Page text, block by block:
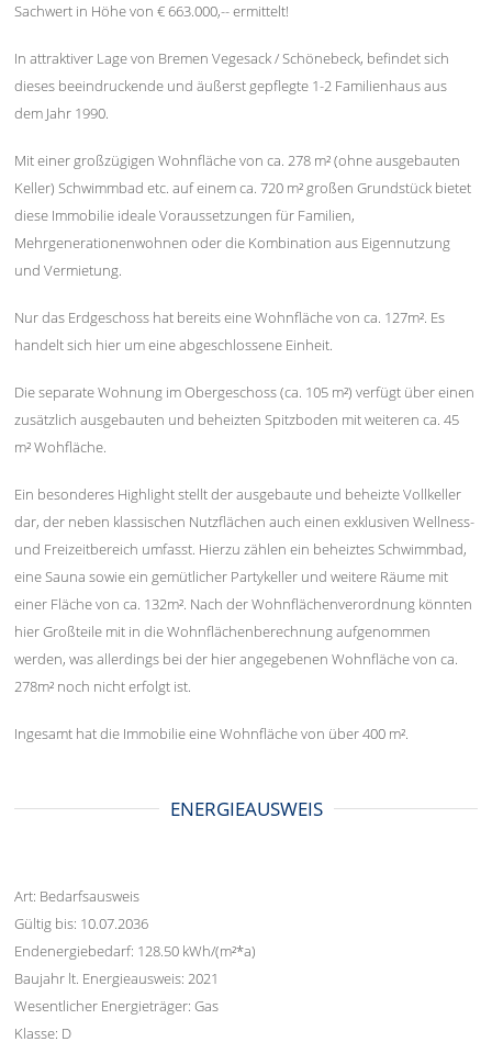
Sachwert in Höhe von € 663.000,-- ermittelt!
In attraktiver Lage von Bremen Vegesack / Schönebeck, befindet sich
dieses beeindruckende und äußerst gepflegte 1-2 Familienhaus aus
dem Jahr 1990.
Mit einer großzügigen Wohnfläche von ca. 278 m² (ohne ausgebauten
Keller) Schwimmbad etc. auf einem ca. 720 m² großen Grundstück bietet
diese Immobilie ideale Voraussetzungen für Familien,
Mehrgenerationenwohnen oder die Kombination aus Eigennutzung
und Vermietung.
Nur das Erdgeschoss hat bereits eine Wohnfläche von ca. 127m². Es
handelt sich hier um eine abgeschlossene Einheit.
Die separate Wohnung im Obergeschoss (ca. 105 m²) verfügt über einen
zusätzlich ausgebauten und beheizten Spitzboden mit weiteren ca. 45
m² Wohfläche.
Ein besonderes Highlight stellt der ausgebaute und beheizte Vollkeller
dar, der neben klassischen Nutzflächen auch einen exklusiven Wellness-
und Freizeitbereich umfasst. Hierzu zählen ein beheiztes Schwimmbad,
eine Sauna sowie ein gemütlicher Partykeller und weitere Räume mit
einer Fläche von ca. 132m². Nach der Wohnflächenverordnung könnten
hier Großteile mit in die Wohnflächenberechnung aufgenommen
werden, was allerdings bei der hier angegebenen Wohnfläche von ca.
278m² noch nicht erfolgt ist.
Ingesamt hat die Immobilie eine Wohnfläche von über 400 m².
ENERGIEAUSWEIS
Art: Bedarfsausweis
Gültig bis: 10.07.2036
Endenergiebedarf: 128.50 kWh/(m²*a)
Baujahr lt. Energieausweis: 2021
Wesentlicher Energieträger: Gas
Klasse: D